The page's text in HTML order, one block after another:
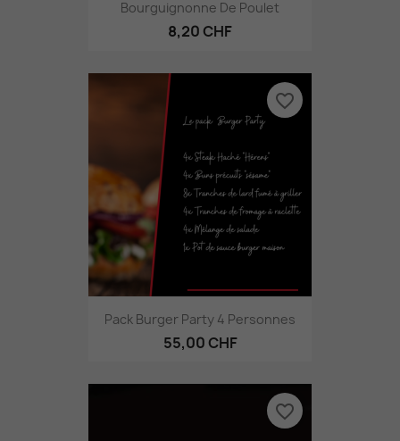
Bourguignonne De Poulet
8,20 CHF
Pack Burger Party 4 Personnes
55,00 CHF
favorite_border
favorite_border